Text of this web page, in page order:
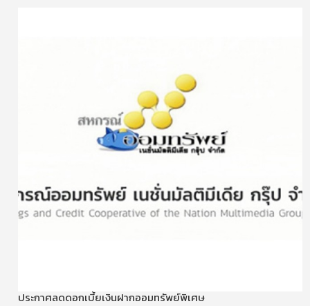
ประกาศลดดอกเบี้ยเงินฝากออมทรัพย์พิเศษ